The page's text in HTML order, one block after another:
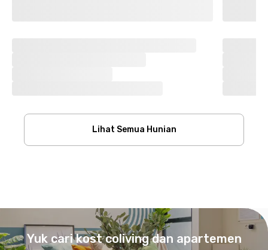
Lihat Semua Hunian
Yuk cari kost coliving dan apartemen